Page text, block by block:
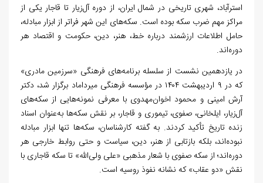
استرآباد، شهری تاریخی در شمال ایران، از دوره آل‌زیار تا قاجار یکی از
مراکز مهم ضرب سکه بوده است. سکه‌های این شهر فراتر از ابزار مبادله،
حامل اطلاعات ارزشمند درباره خط، هنر، دین، حکومت و اقتصاد هر
دوره‌اند.
در یازدهمین نشست از سلسله برنامه‌های فرهنگی «سرزمین مادری»
که در ۹ اردیبهشت ۱۴۰۴ در مؤسسه فرهنگی میرداماد برگزار شد، دکتر
آرش امینی و محمود اخوان‌مهدوی با معرفی نمونه‌هایی از سکه‌های
آل‌زیار، ایلخانی، صفوی، تیموری و قاجار، بر نقش سکه‌ها به‌عنوان اسناد
زنده تاریخ تأکید کردند. به گفته کارشناسان، سکه‌ها تنها ابزار مبادله
نبوده‌اند، بلکه بازتابی از هنر، دین، سیاست و حتی روابط خارجی هر
دوره‌اند؛ از سکه صفوی با شعار مذهبی «علی ولی‌الله» تا سکه قاجاری با
نقش «دو عقاب» که نشانه نفوذ روسیه است.